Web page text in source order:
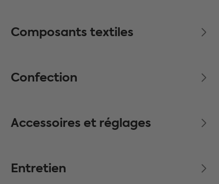
Composants textiles
Confection
Accessoires et réglages
Entretien